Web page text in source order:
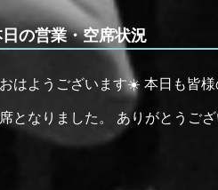
の営業・空席状況
おはようございます☀️ 本日も皆
席となりました。 ありがとうご